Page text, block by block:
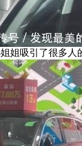
姐吸引了很多